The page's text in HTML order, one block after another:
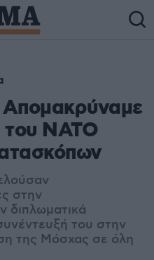
Απομακρύναμε
του ΝΑΤΟ
στην
διπλωματικά
του στην
της Μόσχας σε όλη